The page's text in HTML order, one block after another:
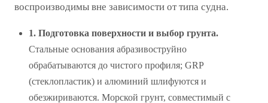
воспроизводимы вне зависимости от типа судна.
1. Подготовка поверхности и выбор грунта.
Стальные основания абразивоструйно
обрабатываются до чистого профиля; GRP
(стеклопластик) и алюминий шлифуются и
обезжириваются. Морской грунт, совместимый с